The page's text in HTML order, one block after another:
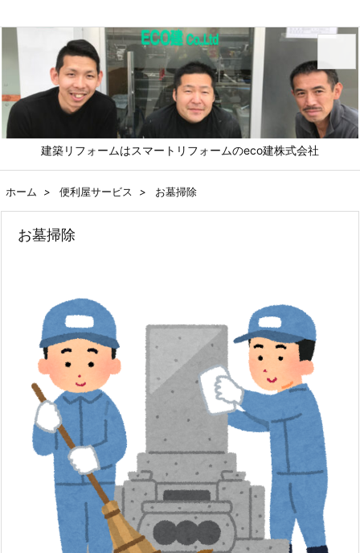
建築リフォームはスマートリフォームのeco建株式会社
メニュ
ホーム > 便利屋サービス > お墓掃除
お墓掃除